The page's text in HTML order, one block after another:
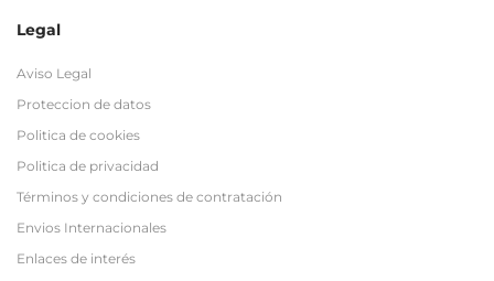
Legal
Aviso Legal
Proteccion de datos
Politica de cookies
Politica de privacidad
Términos y condiciones de contratación
Envios Internacionales
Enlaces de interés